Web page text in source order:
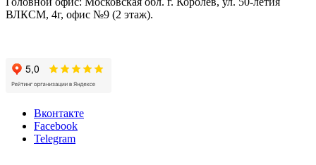
ВЛКСМ, 4г, офис №9 (2 этаж).
Вконтакте
Facebook
Telegram